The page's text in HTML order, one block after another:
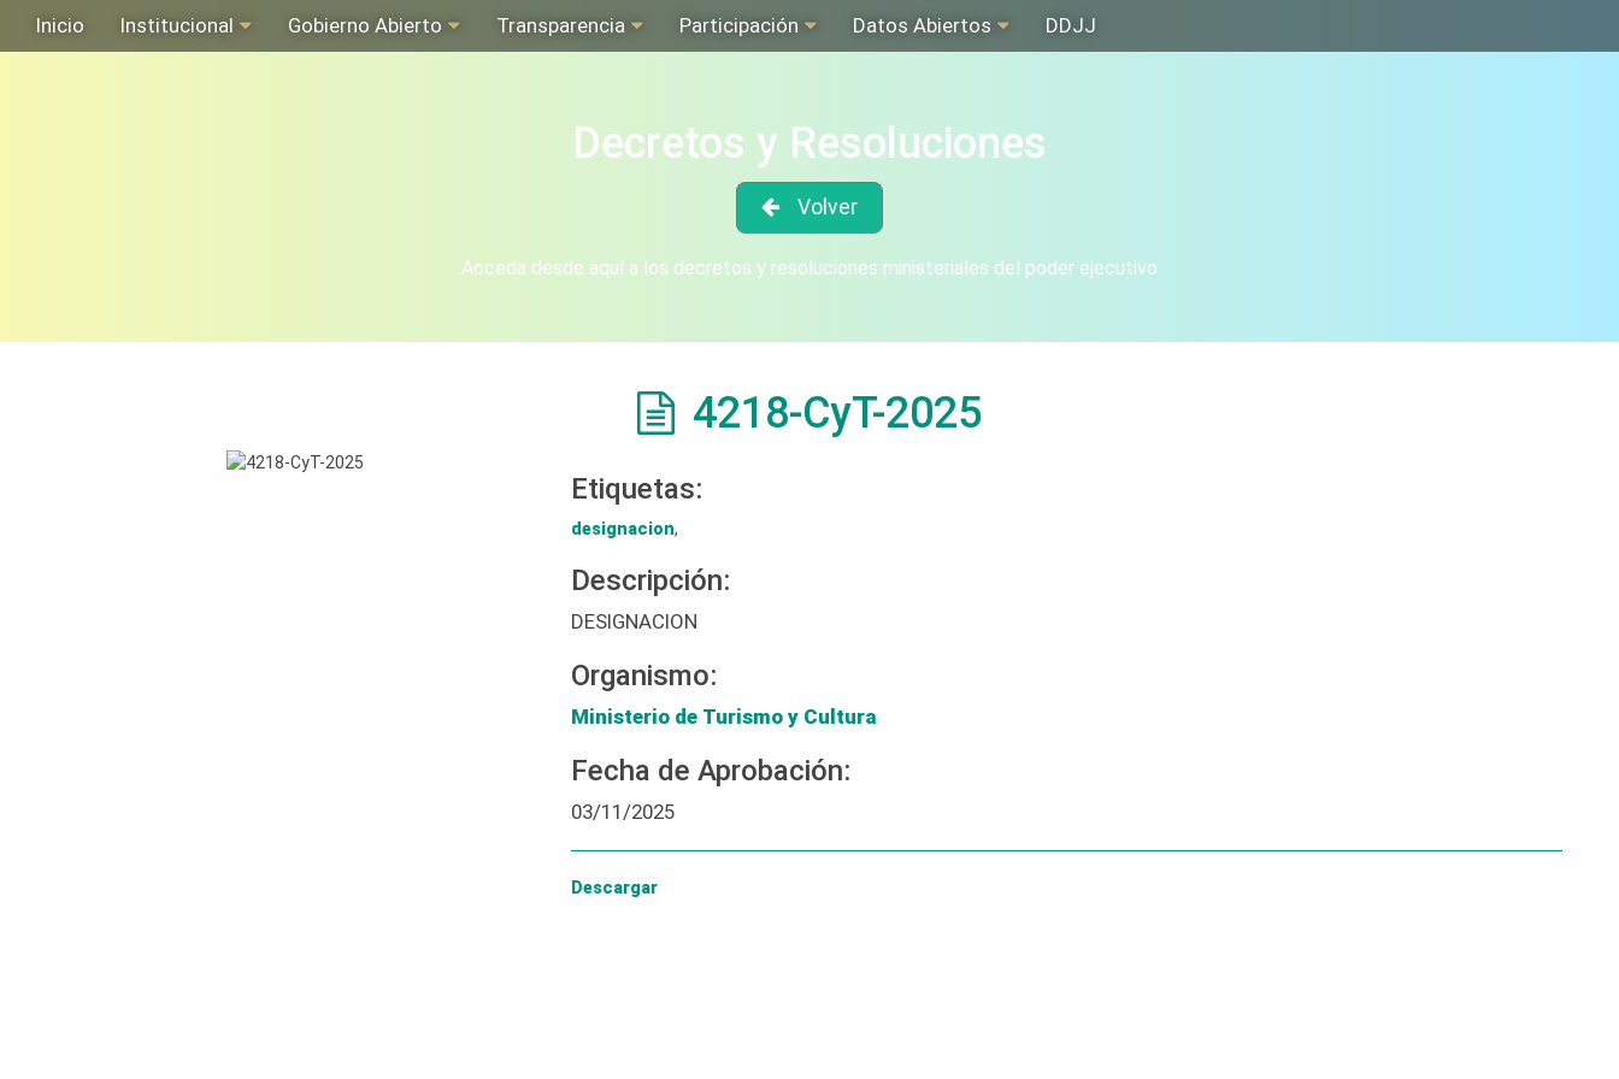
Inicio Institucional Gobierno Abierto Transparencia Participación Datos Abiertos DDJJ
Decretos y Resoluciones
Volver
Acceda desde aquí a los decretos y resoluciones ministeriales del poder ejecutivo
4218-CyT-2025
Etiquetas:
designacion,
Descripción:
DESIGNACION
Organismo:
Ministerio de Turismo y Cultura
Fecha de Aprobación:
03/11/2025
Descargar